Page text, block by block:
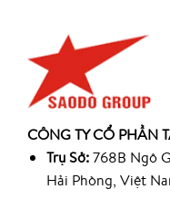
CÔNG TY CỔ PHẦN
Trụ Sở:768B Ngô
Hải Phòng, Việt